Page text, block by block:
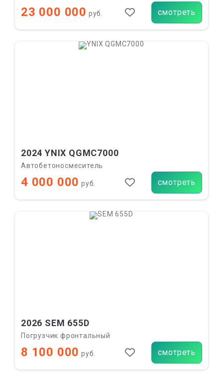
23 000 000 руб. смотреть
2024 YNIX QGMC7000
Автобетоносмеситель
4 000 000 руб. смотреть
2026 SEM 655D
Погрузчик фронтальный
8 100 000 руб. смотреть